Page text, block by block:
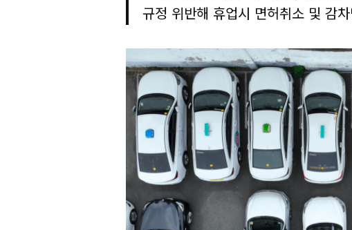
규정 위반해 휴업시 면허취소 및 감